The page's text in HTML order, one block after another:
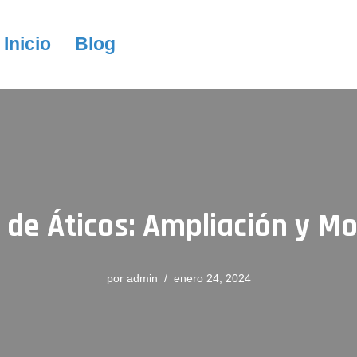
Inicio Blog
Áticos: Ampliación y
por admin enero 24, 2024